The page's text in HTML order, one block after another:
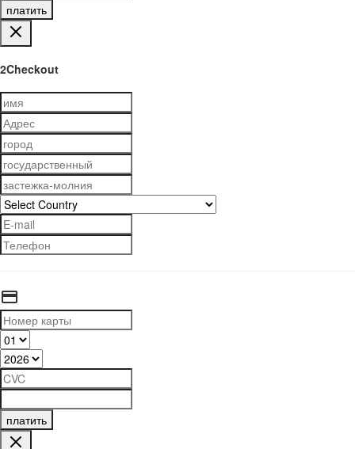
платить
2Checkout
платить